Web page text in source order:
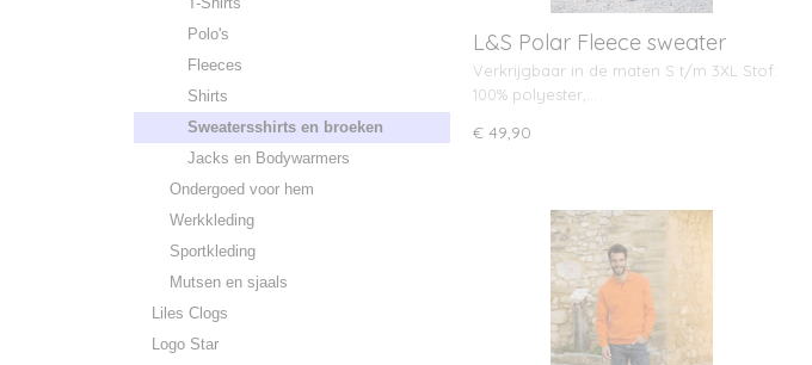
Polo's
Fleeces
Shirts
Sweatersshirts en broeken
Jacks en Bodywarmers
Ondergoed voor hem
Werkkleding
Sportkleding
Mutsen en sjaals
Liles Clogs
Logo Star
L&S Polar Fleece sweater
Verkrijgbaar in de maten S t/m 3XL Stof:
100% polyester,…
€ 49,90